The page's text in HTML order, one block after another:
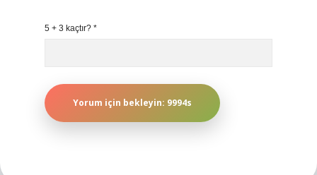
5 + 3 kaçtır? *